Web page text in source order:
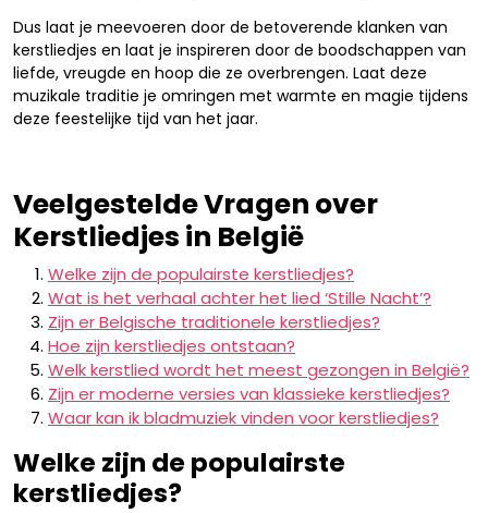
Dus laat je meevoeren door de betoverende klanken van
kerstliedjes en laat je inspireren door de boodschappen van
liefde, vreugde en hoop die ze overbrengen. Laat deze
muzikale traditie je omringen met warmte en magie tijdens
deze feestelijke tijd van het jaar.
Veelgestelde Vragen over
Kerstliedjes in België
Welke zijn de populairste kerstliedjes?
Wat is het verhaal achter het lied ‘Stille Nacht’?
Zijn er Belgische traditionele kerstliedjes?
Hoe zijn kerstliedjes ontstaan?
Welk kerstlied wordt het meest gezongen in België?
Zijn er moderne versies van klassieke kerstliedjes?
Waar kan ik bladmuziek vinden voor kerstliedjes?
Welke zijn de populairste
kerstliedjes?